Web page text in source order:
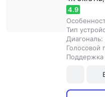
4.9
Тип
Диагональ:
Голосовой
Поддержка